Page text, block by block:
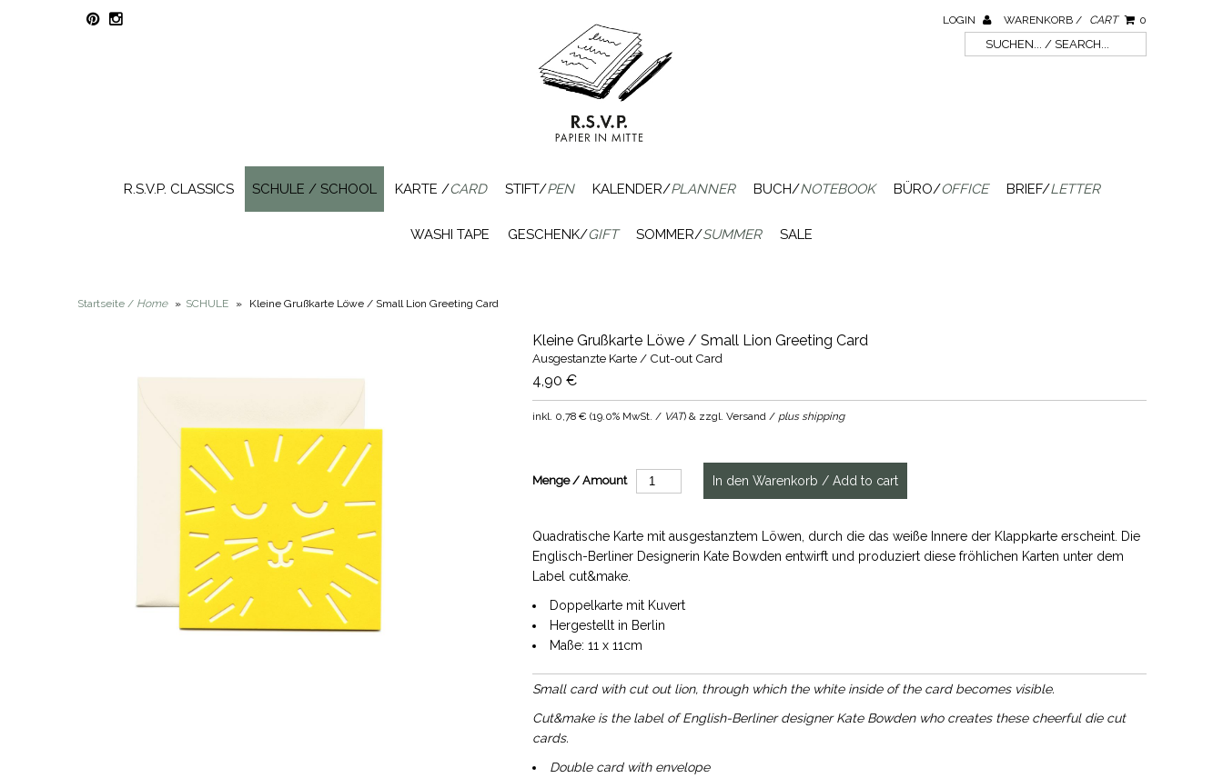
LOGIN WARENKORB / CART 0
R.S.V.P. CLASSICS SCHULE / SCHOOL KARTE /CARD STIFT/PEN KALENDER/PLANNER BUCH/NOTEBOOK BÜRO/OFFICE BRIEF/LETTER
WASHI TAPE GESCHENK/GIFT SOMMER/SUMMER SALE
Startseite / Home » SCHULE » Kleine Grußkarte Löwe / Small Lion Greeting Card
Kleine Grußkarte Löwe / Small Lion Greeting Card
Ausgestanzte Karte / Cut-out Card
4,90 €
inkl. 0,78 € (19.0% MwSt. / VAT) & zzgl. Versand / plus shipping
Menge / Amount
Quadratische Karte mit ausgestanztem Löwen, durch die das weiße Innere der Klappkarte erscheint. Die
Englisch-Berliner Designerin Kate Bowden entwirft und produziert diese fröhlichen Karten unter dem
Label cut&make.
Doppelkarte mit Kuvert
Hergestellt in Berlin
Maße: 11 x 11cm
Small card with cut out lion, through which the white inside of the card becomes visible.
Cut&make is the label of English-Berliner designer Kate Bowden who creates these cheerful die cut
cards.
Double card with envelope